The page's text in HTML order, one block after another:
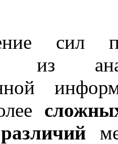
сил
из